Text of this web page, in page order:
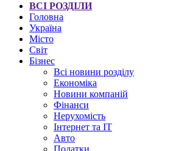
ВСІ РОЗДІЛИ
Головна
Україна
Місто
Світ
Бізнес
Всі новини розділу
Економіка
Новини компаній
Фінанси
Нерухомість
Інтернет та IT
Авто
Податки